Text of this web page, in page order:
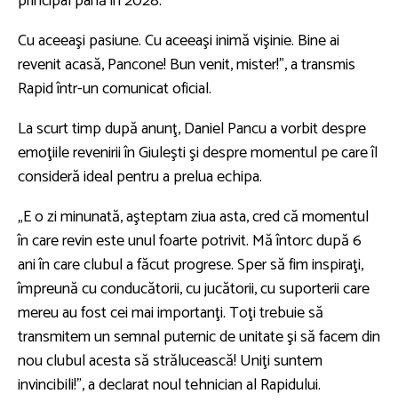
Cu aceeaşi pasiune. Cu aceeaşi inimă vişinie. Bine ai
revenit acasă, Pancone! Bun venit, mister!”, a transmis
Rapid într-un comunicat oficial.
La scurt timp după anunţ, Daniel Pancu a vorbit despre
emoţiile revenirii în Giuleşti şi despre momentul pe care îl
consideră ideal pentru a prelua echipa.
„E o zi minunată, aşteptam ziua asta, cred că momentul
în care revin este unul foarte potrivit. Mă întorc după 6
ani în care clubul a făcut progrese. Sper să fim inspiraţi,
împreună cu conducătorii, cu jucătorii, cu suporterii care
mereu au fost cei mai importanţi. Toţi trebuie să
transmitem un semnal puternic de unitate şi să facem din
nou clubul acesta să strălucească! Uniţi suntem
invincibili!”, a declarat noul tehnician al Rapidului.